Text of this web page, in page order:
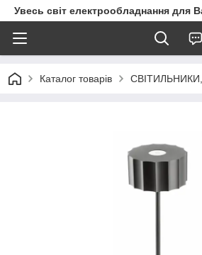
Увесь світ електрообладнання для
Каталог товарів